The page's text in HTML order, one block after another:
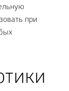
при